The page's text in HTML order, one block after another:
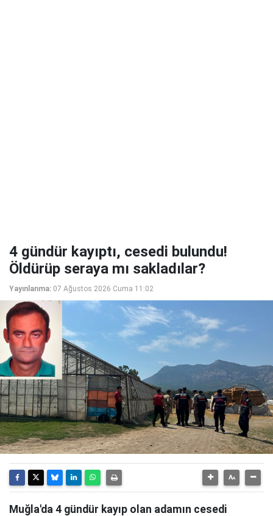
4 gündür kayıptı, cesedi bulundu!
Öldürüp seraya mı sakladılar?
Yayınlanma: 07 Ağustos 2026 Cuma 11:02
Muğla'da 4 gündür kayıp olan adamın cesedi